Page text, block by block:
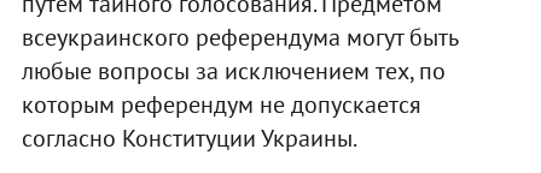
всеукраинского референдума могут быть
любые вопросы за исключением тех, по
которым референдум не допускается
согласно Конституции Украины.